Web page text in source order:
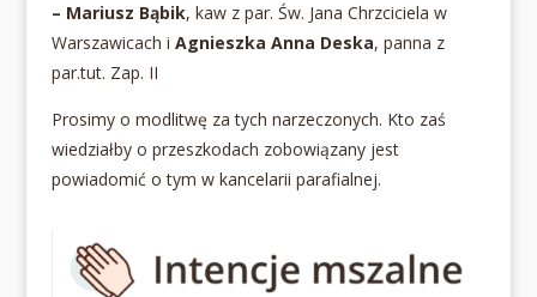
– Mariusz Bąbik, kaw z par. Św. Jana Chrzciciela w
Warszawicach i Agnieszka Anna Deska, panna z
par.tut. Zap. II
Prosimy o modlitwę za tych narzeczonych. Kto zaś
wiedziałby o przeszkodach zobowiązany jest
powiadomić o tym w kancelarii parafialnej.